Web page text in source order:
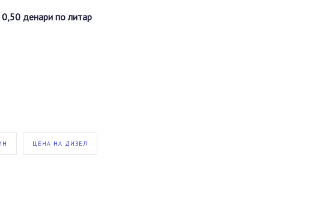
0,50 денари по литар
ЦЕНА НА ДИЗЕЛ